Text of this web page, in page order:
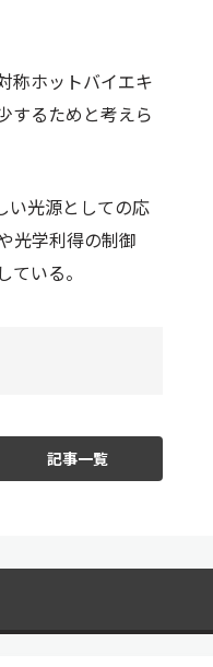
称ホットバイエキ
するためと考えら
い光源としての応
光学利得の制御
いる。
記事一覧